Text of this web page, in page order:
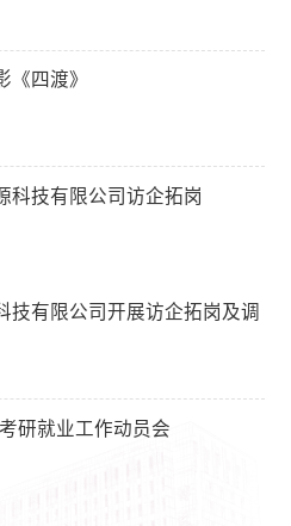
四渡》
科技有限公司访企拓岗
技有限公司开展访企拓岗及调
研就业工作动员会